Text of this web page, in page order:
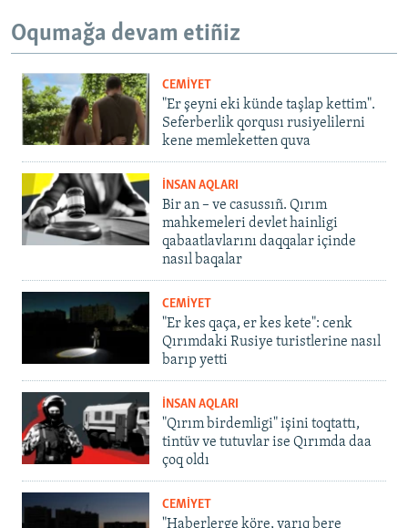
Oqumağa devam etiñiz
CEMİYET
"Er şeyni eki künde taşlap kettim".
Seferberlik qorqusı rusiyelilerni
kene memleketten quva
İNSAN AQLARI
Bir an – ve casussıñ. Qırım
mahkemeleri devlet hainligi
qabaatlavlarını daqqalar içinde
nasıl baqalar
CEMİYET
"Er kes qaça, er kes kete": cenk
Qırımdaki Rusiye turistlerine nasıl
barıp yetti
İNSAN AQLARI
"Qırım birdemligi" işini toqtattı,
tintüv ve tutuvlar ise Qırımda daa
çoq oldı
CEMİYET
"Haberlerge köre, yarıq bere